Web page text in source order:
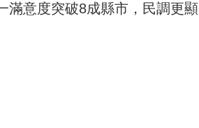
滿意度突破8成縣市，民調更顯